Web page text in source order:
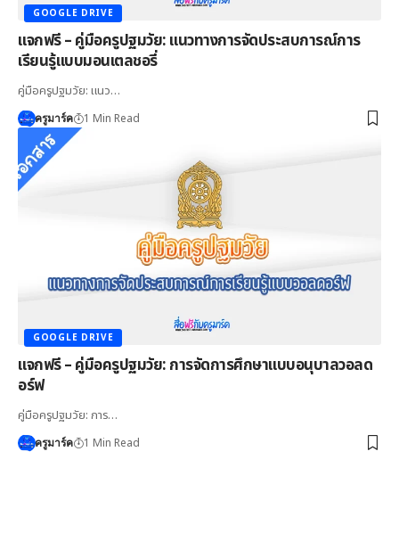
GOOGLE DRIVE
แจกฟรี – คู่มือครูปฐมวัย: แนวทางการจัดประสบการณ์การ
เรียนรู้แบบมอนเตลชอรี่
คู่มือครูปฐมวัย: แนว…
ครูมาร์ค 1 Min Read
GOOGLE DRIVE
แจกฟรี – คู่มือครูปฐมวัย: การจัดการศึกษาแบบอนุบาลวอลด
อร์ฟ
คู่มือครูปฐมวัย: การ…
ครูมาร์ค 1 Min Read